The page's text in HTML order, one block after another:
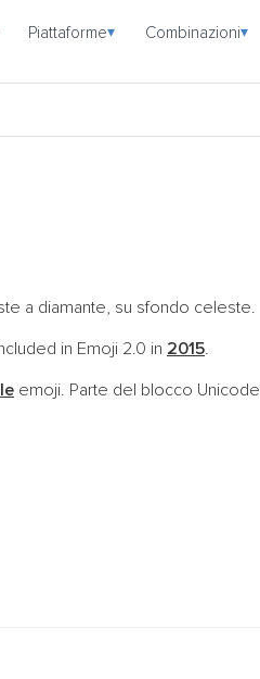
Piattaforme▾ Combinazioni▾
a diamante, su sfondo celeste.
in Emoji 2.0 in 2015.
emoji. Parte del blocco Unicode